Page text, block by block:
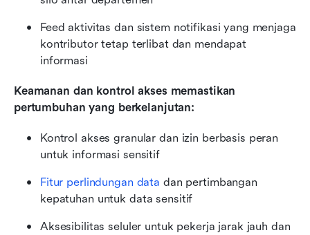
Feed aktivitas dan sistem notifikasi yang menjaga
kontributor tetap terlibat dan mendapat
informasi
Keamanan dan kontrol akses memastikan
pertumbuhan yang berkelanjutan:
Kontrol akses granular dan izin berbasis peran
untuk informasi sensitif
Fitur perlindungan data dan pertimbangan
kepatuhan untuk data sensitif
Aksesibilitas seluler untuk pekerja jarak jauh dan